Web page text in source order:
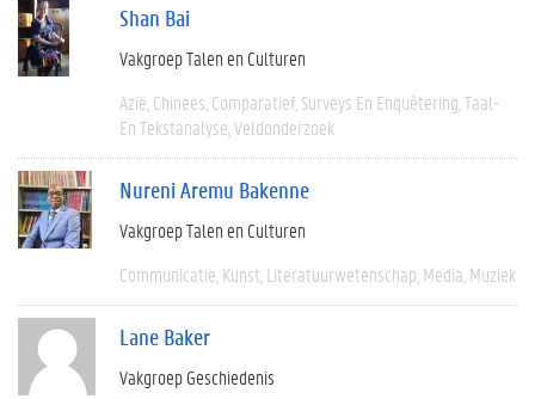
Shan Bai
Vakgroep Talen en Culturen
Azië Chinees Comparatief Surveys En Enquêtering Taal-
En Tekstanalyse Veldonderzoek
Nureni Aremu Bakenne
Vakgroep Talen en Culturen
Communicatie Kunst Literatuurwetenschap Media Muziek
Lane Baker
Vakgroep Geschiedenis